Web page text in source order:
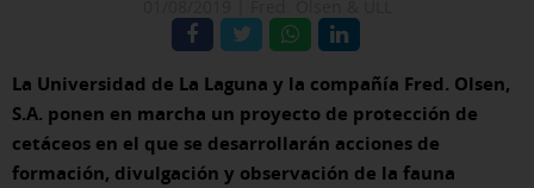
La Universidad de La Laguna y la compañía Fred. Olsen,
S.A. ponen en marcha un proyecto de protección de
cetáceos en el que se desarrollarán acciones de
formación, divulgación y observación de la fauna